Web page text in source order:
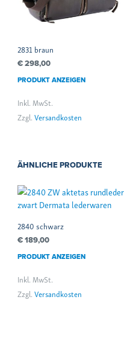
2831 braun
€298,00
PRODUKT ANZEIGEN
Inkl. MwSt.
Zzgl. Versandkosten
ÄHNLICHE PRODUKTE
2840 schwarz
€189,00
PRODUKT ANZEIGEN
Inkl. MwSt.
Zzgl. Versandkosten